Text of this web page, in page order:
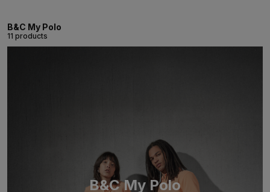
B&C My Polo
11 products
B&C My Polo